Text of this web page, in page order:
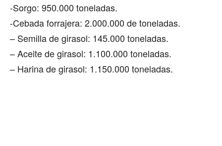
-Sorgo: 950.000 toneladas.
-Cebada forrajera: 2.000.000 de toneladas.
– Semilla de girasol: 145.000 toneladas.
– Aceite de girasol: 1.100.000 toneladas.
– Harina de girasol: 1.150.000 toneladas.